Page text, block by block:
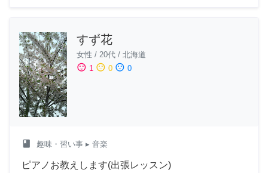
すず花
女性 / 20代 / 北海道
sentiment_satisfied 1 sentiment_neutral 0 sentiment_dissatisfied 0
class 趣味・習い事 ▸ 音楽
ピアノお教えします(出張レッスン)